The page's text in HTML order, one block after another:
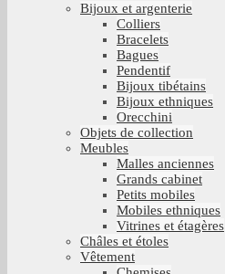
Bijoux et argenterie
Colliers
Bracelets
Bagues
Pendentif
Bijoux tibétains
Bijoux ethniques
Orecchini
Objets de collection
Meubles
Malles anciennes
Grands cabinet
Petits mobiles
Mobiles ethniques
Vitrines et étagères
Châles et étoles
Vêtement